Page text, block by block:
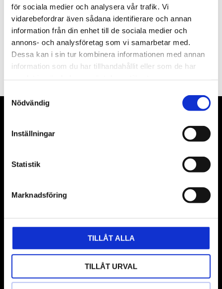
för sociala medier och analysera vår trafik. Vi
vidarebefordrar även sådana identifierare och annan
information från din enhet till de sociala medier och
annons- och analysföretag som vi samarbetar med.
Dessa kan i sin tur kombinera informationen med annan
information som du har tillhandahållit eller som de har
Nödvändig
Inställningar
Statistik
Marknadsföring
TILLÅT ALLA
TILLÅT URVAL
PRENUMERERA
Dina personuppgifter behandlas i enlighet med vårintegritetspolicy
Våra främsta leverantörer är KS Tools verktyg, ATH billyftar
& däckmaskiner och Master luftmaskiner. Kontakta oss
gärna om vad som helst då vi gör vårt yttersta för att hjälpa